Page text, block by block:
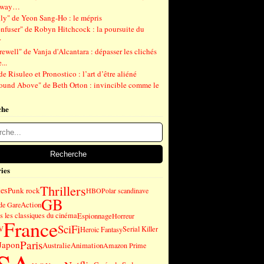
de Yeon Sang-Ho : le mépris
de Robyn Hitchcock : la poursuite du
de Vanja d'Alcantara : dépasser les clichés
Risuleo et Pronostico : l’art d’être aliéné
Above" de Beth Orton : invincible comme le
Punk rockThrillersHBOPolar scandinave
GareActionGB
les classiques du cinémaEspionnageHorreur
FranceSciFiHeroic FantasySerial Killer
ParisAustralieAnimationAmazon Prime